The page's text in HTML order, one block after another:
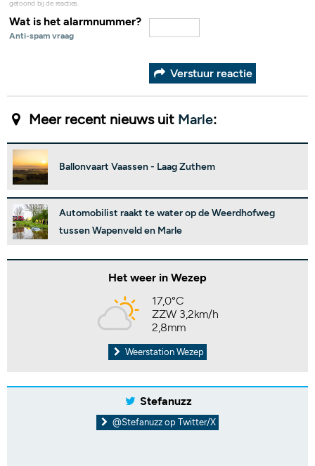
getoond bij de reacties.
Wat is het alarmnummer?
Anti-spam vraag
Verstuur reactie
Meer recent nieuws uit Marle:
Ballonvaart Vaassen - Laag Zuthem
Automobilist raakt te water op de Weerdhofweg
tussen Wapenveld en Marle
Het weer in Wezep
17,0°C
ZZW 3,2km/h
2,8mm
Weerstation Wezep
Stefanuzz
@Stefanuzz op Twitter/X